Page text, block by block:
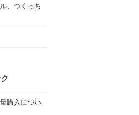
、つくっち
購入につい